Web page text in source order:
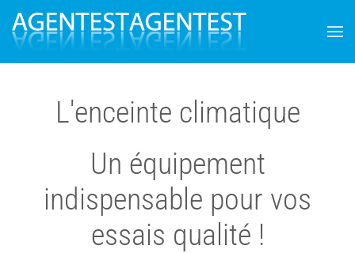
Skip
to
contentL'enceinte climatique
Un équipement
indispensable pour vos
essais qualité !